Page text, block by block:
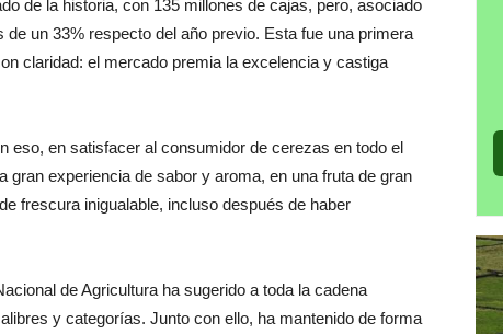
de la historia, con 135 millones de cajas, pero, asociado
un 33% respecto del año previo. Esta fue una primera
claridad: el mercado premia la excelencia y castiga
eso, en satisfacer al consumidor de cerezas en todo el
experiencia de sabor y aroma, en una fruta de gran
frescura inigualable, incluso después de haber
de Agricultura ha sugerido a toda la cadena
y categorías. Junto con ello, ha mantenido de forma